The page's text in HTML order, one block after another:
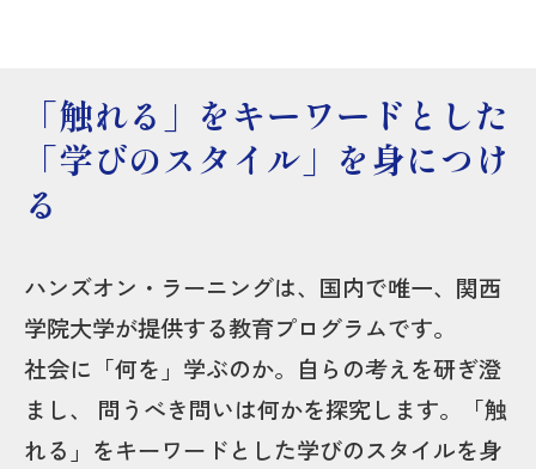
「触れる」をキーワードとした
「学びのスタイル」を身につけ
る
ハンズオン・ラーニングは、国内で唯一、関西
学院大学が提供する教育プログラムです。
社会に「何を」学ぶのか。自らの考えを研ぎ澄
まし、 問うべき問いは何かを探究します。「触
れる」をキーワードとした学びのスタイルを身